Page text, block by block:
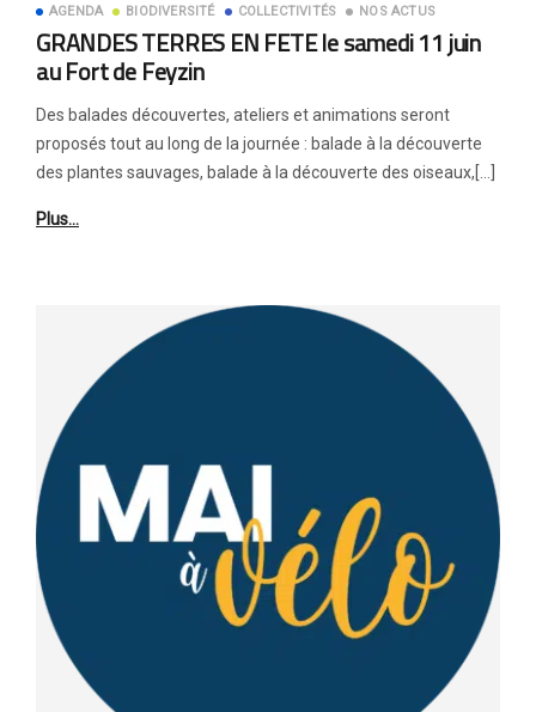
AGENDA BIODIVERSITÉ COLLECTIVITÉS NOS ACTUS
GRANDES TERRES EN FETE le samedi 11 juin
au Fort de Feyzin
Des balades découvertes, ateliers et animations seront
proposés tout au long de la journée : balade à la découverte
des plantes sauvages, balade à la découverte des oiseaux,[…]
Plus…